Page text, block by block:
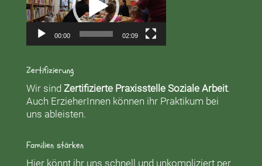
00:00 02:09
Zertifizierung
Wir sind Zertifizierte Praxisstelle Soziale Arbeit.
Auch ErzieherInnen können ihr Praktikum bei
uns ableisten.
Familien stärken
Hier könnt ihr uns schnell und unkompliziert per